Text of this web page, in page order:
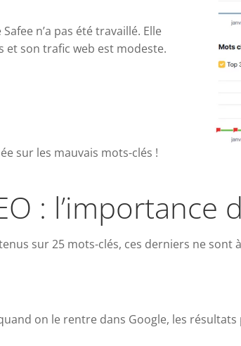
n’a pas été travaillé. Elle
et son trafic web est modeste.
sur les mauvais mots-clés !
:
sur 25 mots-clés, ces derniers ne
on le rentre dans Google, les